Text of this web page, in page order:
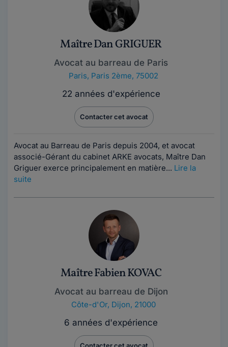
Maître Dan GRIGUER
Avocat au barreau de Paris
Paris, Paris 2ème, 75002
22 années d'expérience
Contacter cet avocat
Avocat au Barreau de Paris depuis 2004, et avocat
associé-Gérant du cabinet ARKE avocats, Maître Dan
Griguer exerce principalement en matière... Lire la
suite
Maître Fabien KOVAC
Avocat au barreau de Dijon
Côte-d'Or, Dijon, 21000
6 années d'expérience
Contacter cet avocat